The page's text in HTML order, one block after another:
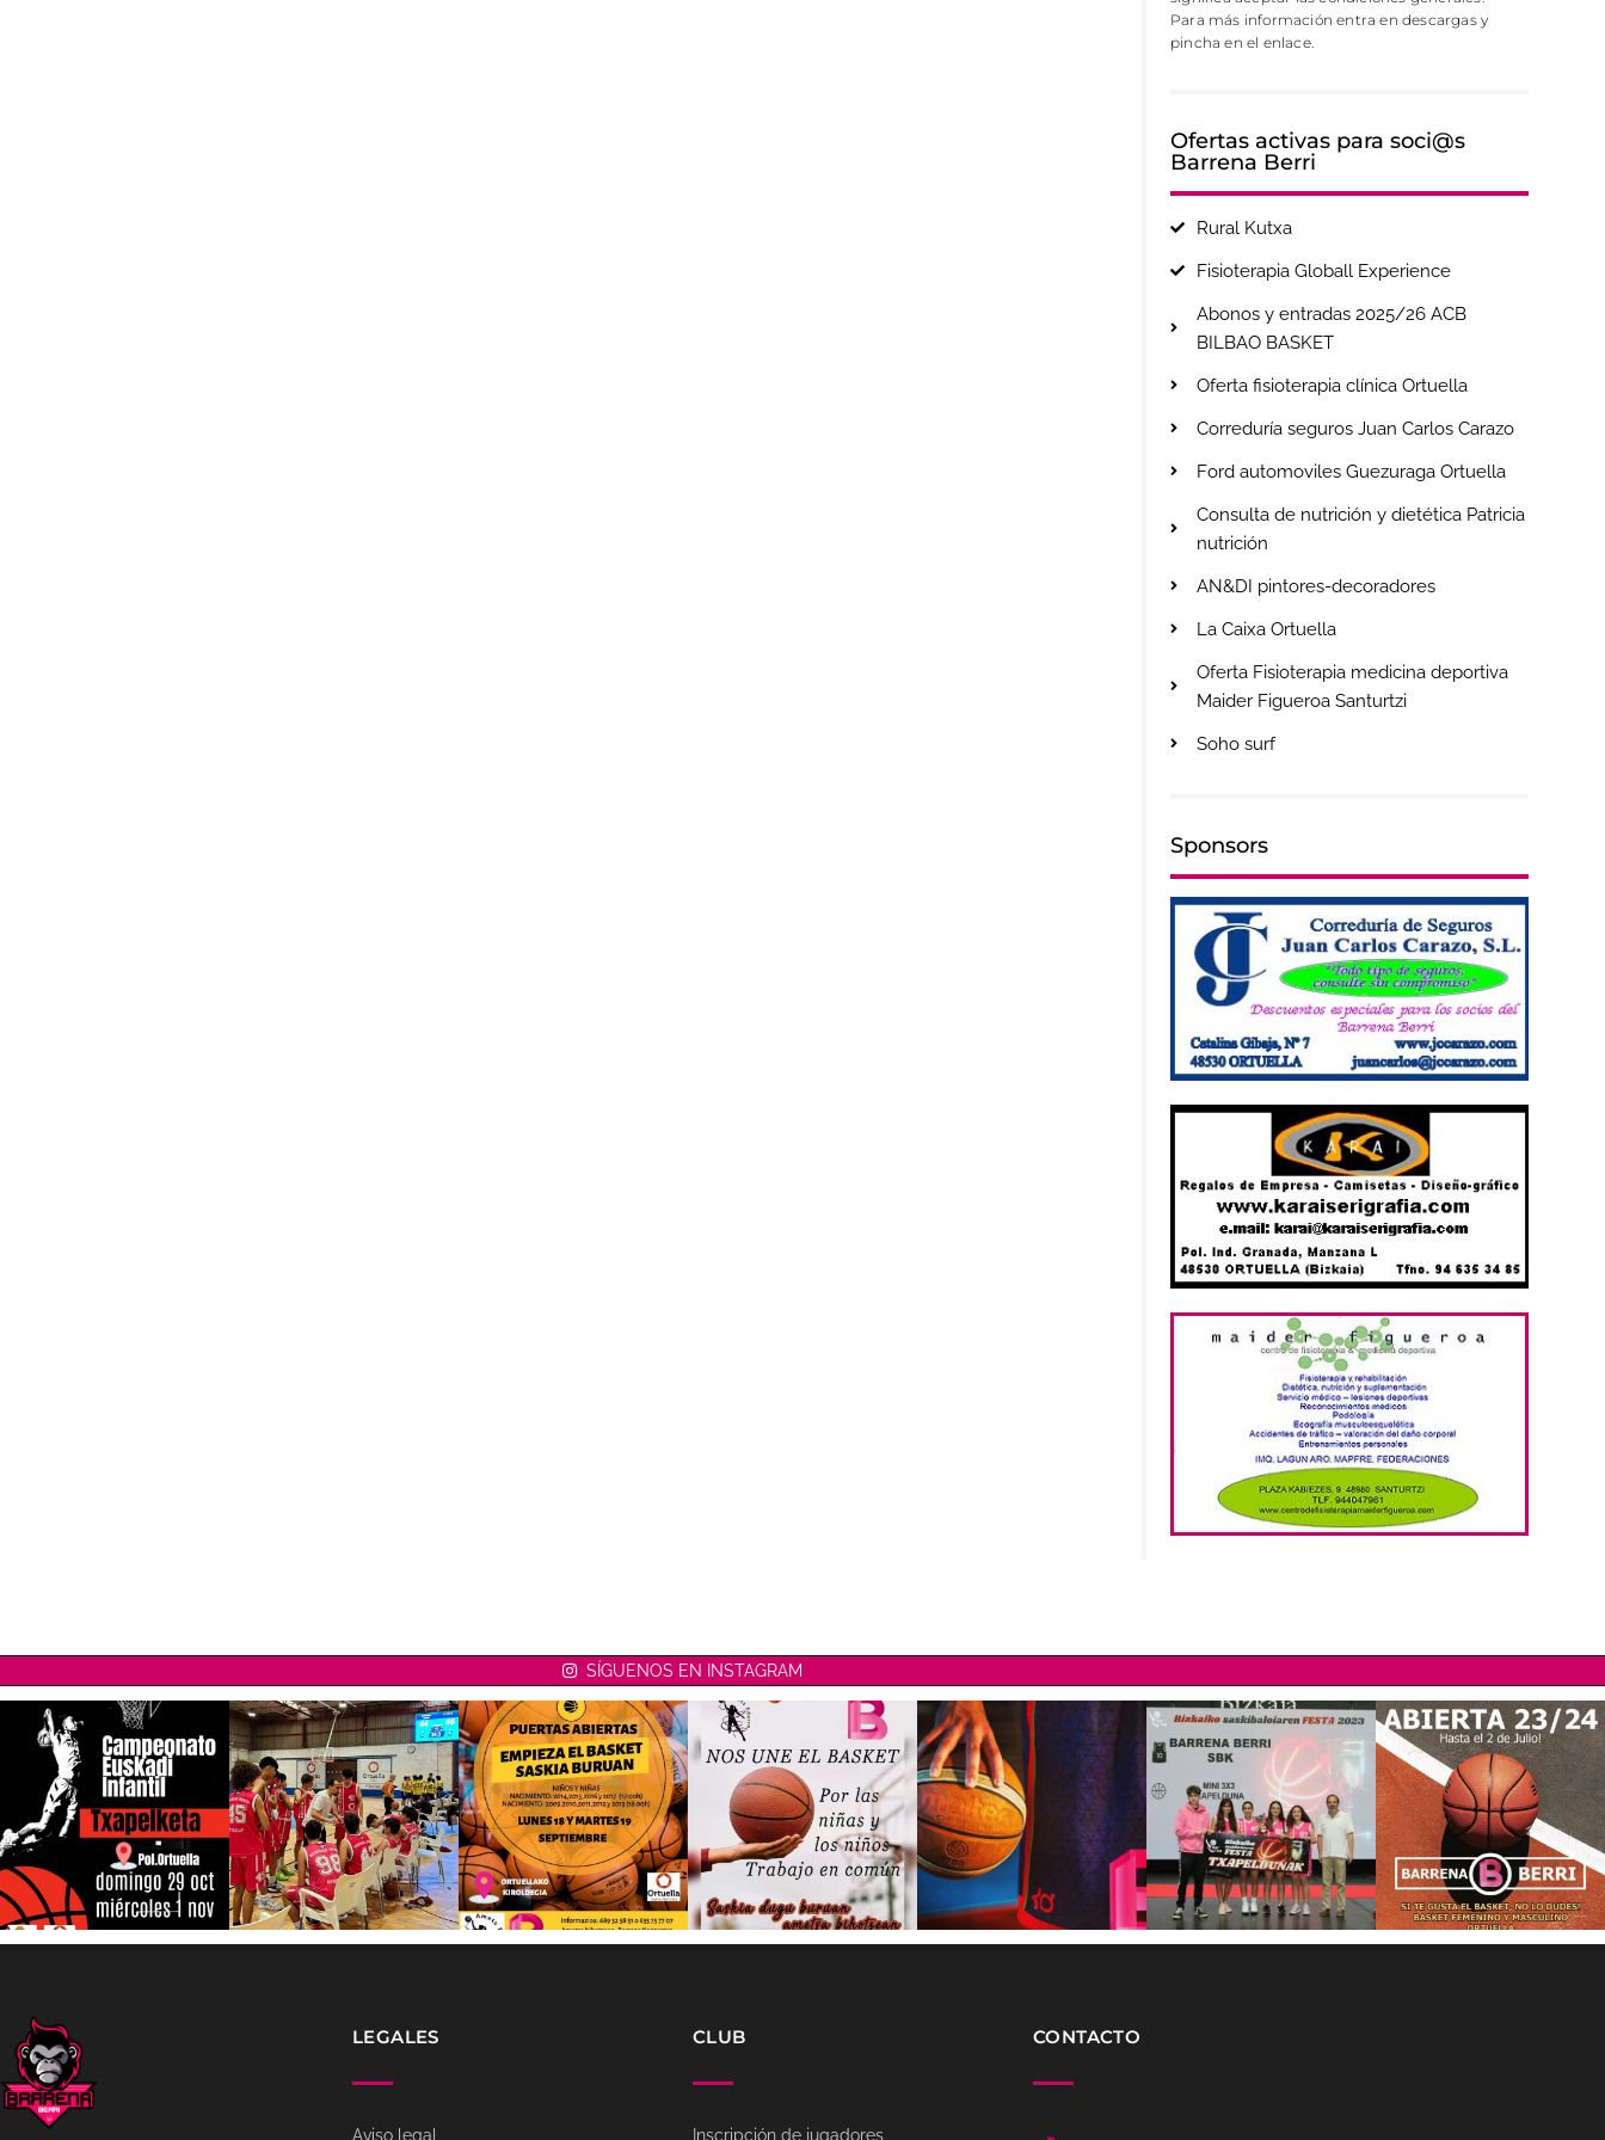
Para más información entra en descargas y
pincha en el enlace.
Ofertas activas para soci@s
Barrena Berri
Rural Kutxa
Fisioterapia Globall Experience
Abonos y entradas 2025/26 ACB
BILBAO BASKET
Oferta fisioterapia clínica Ortuella
Correduría seguros Juan Carlos Carazo
Ford automoviles Guezuraga Ortuella
Consulta de nutrición y dietética Patricia
nutrición
AN&DI pintores-decoradores
La Caixa Ortuella
Oferta Fisioterapia medicina deportiva
Maider Figueroa Santurtzi
Soho surf
Sponsors
SÍGUENOS EN INSTAGRAM
LEGALES
Aviso legal
CLUB
Inscripción de jugadores
CONTACTO